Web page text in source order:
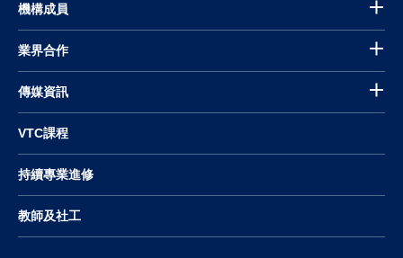
機構成員
業界合作
傳媒資訊
VTC課程
持續專業進修
教師及社工